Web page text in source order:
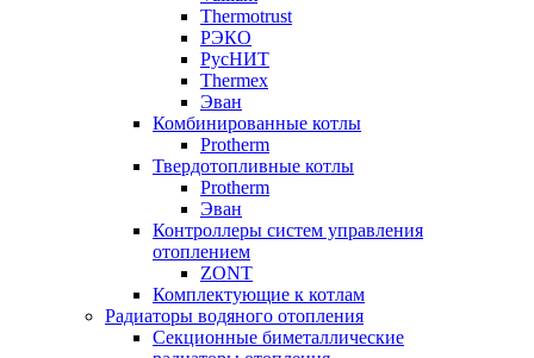
Thermotrust
РЭКО
РусНИТ
Thermex
Эван
Комбинированные котлы
Protherm
Твердотопливные котлы
Protherm
Эван
Контроллеры систем управления
отоплением
ZONT
Комплектующие к котлам
Радиаторы водяного отопления
Секционные биметаллические